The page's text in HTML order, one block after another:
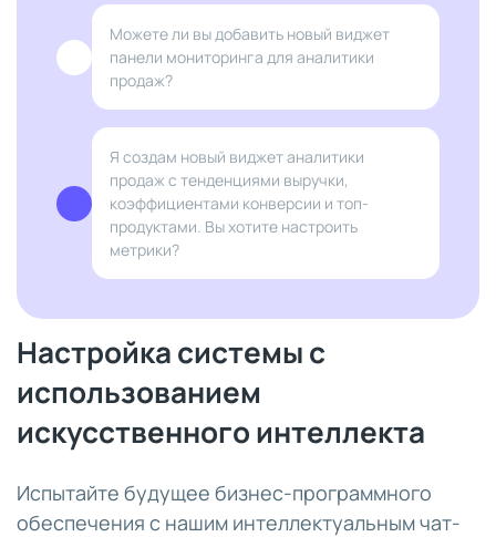
Можете ли вы добавить новый виджет
панели мониторинга для аналитики
продаж?
Я создам новый виджет аналитики
продаж с тенденциями выручки,
коэффициентами конверсии и топ-
продуктами. Вы хотите настроить
метрики?
Настройка системы с
использованием
искусственного интеллекта
Испытайте будущее бизнес-программного
обеспечения с нашим интеллектуальным чат-